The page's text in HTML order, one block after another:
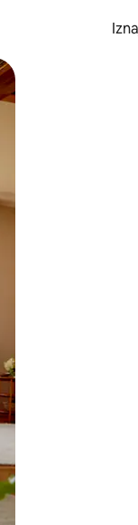
prstom po zaslonu.